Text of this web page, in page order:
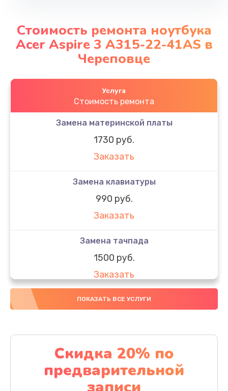
Стоимость ремонта ноутбука
Acer Aspire 3 A315-22-41AS в
Череповце
Услуга
Стоимость ремонта
Замена материнской платы
1730 руб.
Заказать
Замена клавиатуры
990 руб.
Заказать
Замена тачпада
1500 руб.
Заказать
Замена южного моста
Заказать
Чистка от пыли
1060 руб.
ПОКАЗАТЬ ВСЕ УСЛУГИ
Скидка 20% по
предварительной